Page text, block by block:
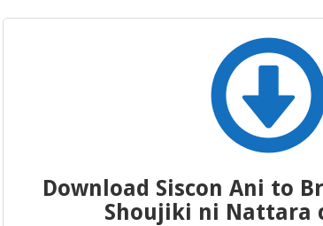
Download Siscon Ani to
Shoujiki ni Nattara